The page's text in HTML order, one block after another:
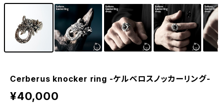
Cerberus knocker ring -ケルベロスノッカーリング-
¥40,000